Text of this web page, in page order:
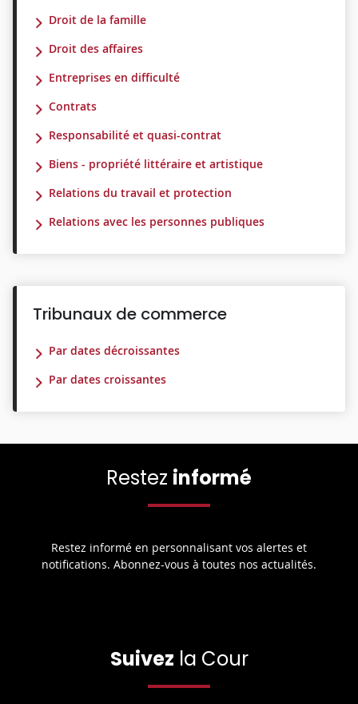
Droit de la famille
Droit des affaires
Entreprises en difficulté
Contrats
Responsabilité et quasi-contrat
Biens - propriété littéraire et artistique
Relations du travail et protection
Relations avec les personnes publiques
Tribunaux de commerce
Par dates décroissantes
Par dates croissantes
Restez informé
Restez informé en personnalisant vos alertes et
notifications. Abonnez-vous à toutes nos actualités.
Suivez la Cour